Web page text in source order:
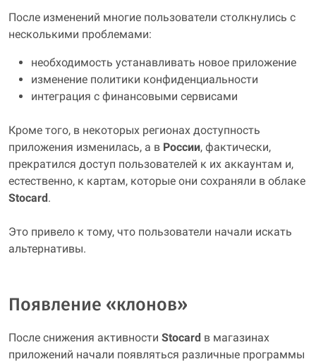
После изменений многие пользователи столкнулись с
несколькими проблемами:
необходимость устанавливать новое приложение
изменение политики конфиденциальности
интеграция с финансовыми сервисами
Кроме того, в некоторых регионах доступность
приложения изменилась, а в России, фактически,
прекратился доступ пользователей к их аккаунтам и,
естественно, к картам, которые они сохраняли в облаке
Stocard .
Это привело к тому, что пользователи начали искать
альтернативы.
Появление «клонов»
После снижения активности Stocard в магазинах
приложений начали появляться различные программы